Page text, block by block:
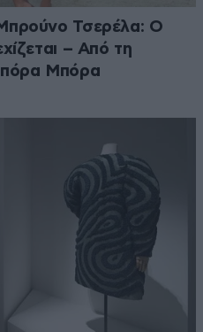
Τσερέλα: Ο
– Από τη
Μπόρα